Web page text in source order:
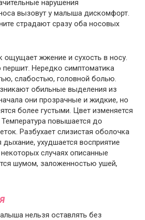
нарушения
вызовут у малыша дискомфорт.
страдают сразу оба носовых
ощущает жжение и сухость в носу.
першит. Нередко симптоматика
слабостью, головной болью.
обильные выделения из
они прозрачные и жидкие, но
более густыми. Цвет изменяется
повышается до
Разбухает слизистая оболочка
дыхание, ухудшается восприятие
случаях описанные
шумом, заложенностью ушей,
нельзя оставлять без